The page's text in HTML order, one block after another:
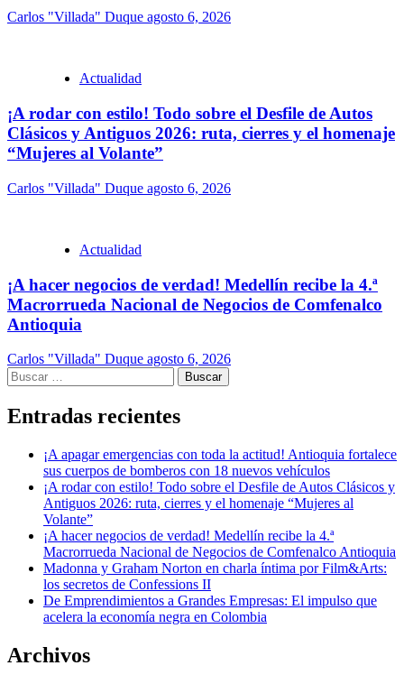
Carlos "Villada" Duque agosto 6, 2026
Actualidad
¡A rodar con estilo! Todo sobre el Desfile de Autos
Clásicos y Antiguos 2026: ruta, cierres y el homenaje
“Mujeres al Volante”
Carlos "Villada" Duque agosto 6, 2026
Actualidad
¡A hacer negocios de verdad! Medellín recibe la 4.ª
Macrorrueda Nacional de Negocios de Comfenalco
Antioquia
Carlos "Villada" Duque agosto 6, 2026
Buscar:
Entradas recientes
¡A apagar emergencias con toda la actitud! Antioquia fortalece
sus cuerpos de bomberos con 18 nuevos vehículos
¡A rodar con estilo! Todo sobre el Desfile de Autos Clásicos y
Antiguos 2026: ruta, cierres y el homenaje “Mujeres al
Volante”
¡A hacer negocios de verdad! Medellín recibe la 4.ª
Macrorrueda Nacional de Negocios de Comfenalco Antioquia
Madonna y Graham Norton en charla íntima por Film&Arts:
los secretos de Confessions II
De Emprendimientos a Grandes Empresas: El impulso que
acelera la economía negra en Colombia
Archivos